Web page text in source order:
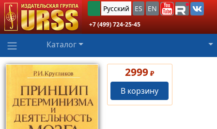
Русский ES EN
+7 (499) 724-25-45
Каталог
2999 ₽
В корзину